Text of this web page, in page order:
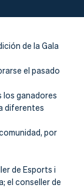
de la Gala
el pasado
los ganadores
diferentes
por
de Esports i
el conseller de